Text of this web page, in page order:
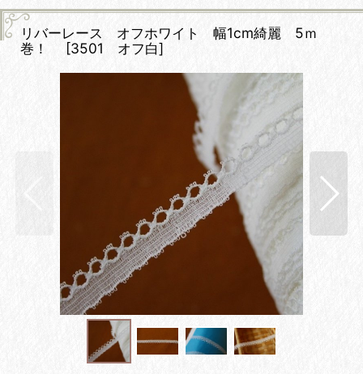
リバーレース オフホワイト 幅1cm綺麗 5ｍ
巻！
[3501 オフ白]